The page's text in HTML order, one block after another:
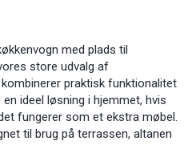
med plads til
store udvalg af
praktisk funktionalitet
ideel løsning i hjemmet, hvis
fungerer som et ekstra møbel.
til brug på terrassen, altanen